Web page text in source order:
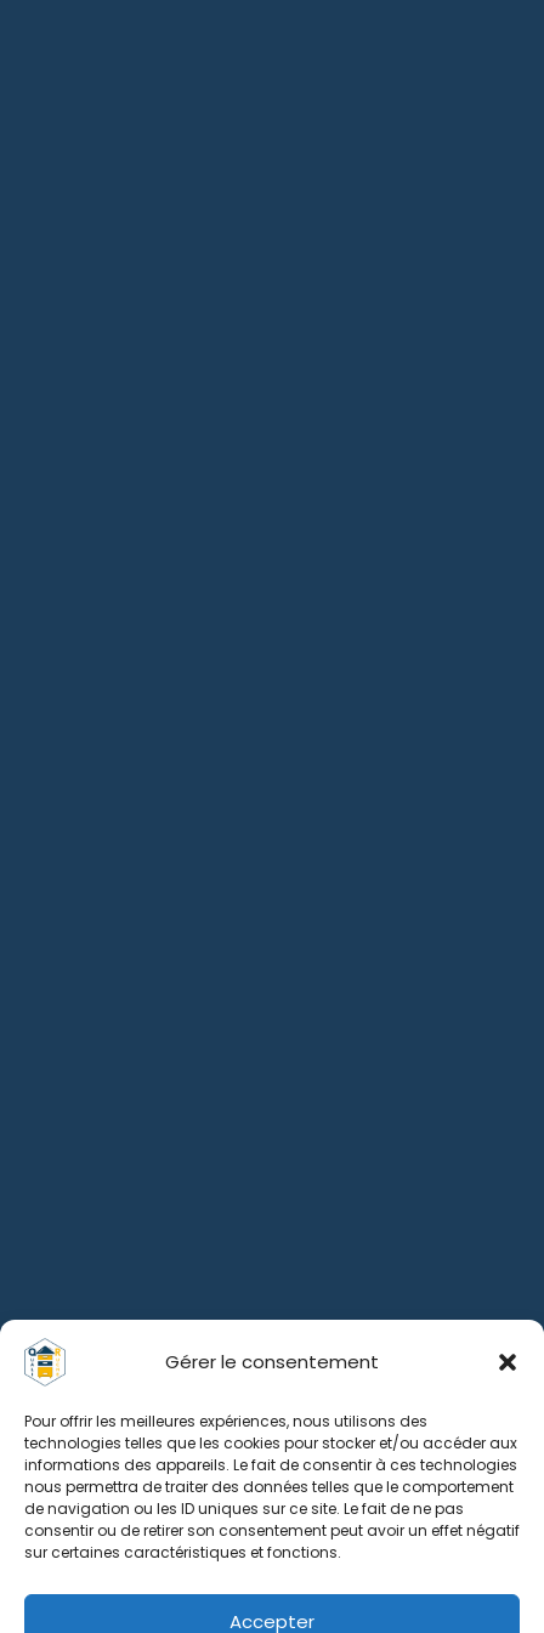
Gérer le consentement
Pour offrir les meilleures expériences, nous utilisons des
technologies telles que les cookies pour stocker et/ou accéder aux
informations des appareils. Le fait de consentir à ces technologies
nous permettra de traiter des données telles que le comportement
de navigation ou les ID uniques sur ce site. Le fait de ne pas
consentir ou de retirer son consentement peut avoir un effet négatif
sur certaines caractéristiques et fonctions.
Accepter